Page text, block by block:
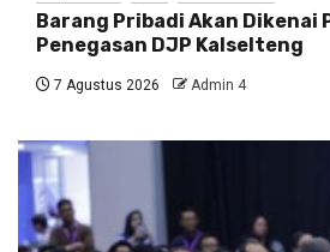
Barang Pribadi Akan Dikenai
Penegasan DJP Kalselteng
7 Agustus 2026 Admin 4